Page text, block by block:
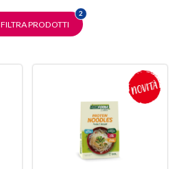
FILTRA PRODOTTI
2FILTRI
SELEZIONATI